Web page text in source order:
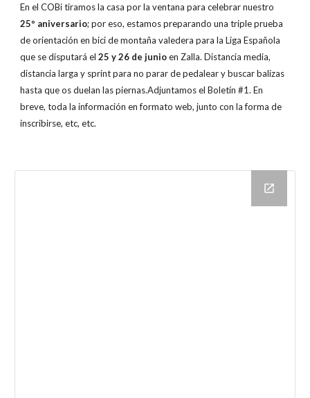
En el COBi tiramos la casa por la ventana para celebrar nuestro
25º aniversario; por eso, estamos preparando una triple prueba
de orientación en bici de montaña valedera para la Liga Española
que se disputará el25 y 26 de junioen Zalla. Distancia media,
distancia larga y sprint para no parar de pedalear y buscar balizas
hasta que os duelan las piernas.Adjuntamos el Boletín #1. En
breve, toda la información en formato web, junto con la forma de
inscribirse, etc, etc.